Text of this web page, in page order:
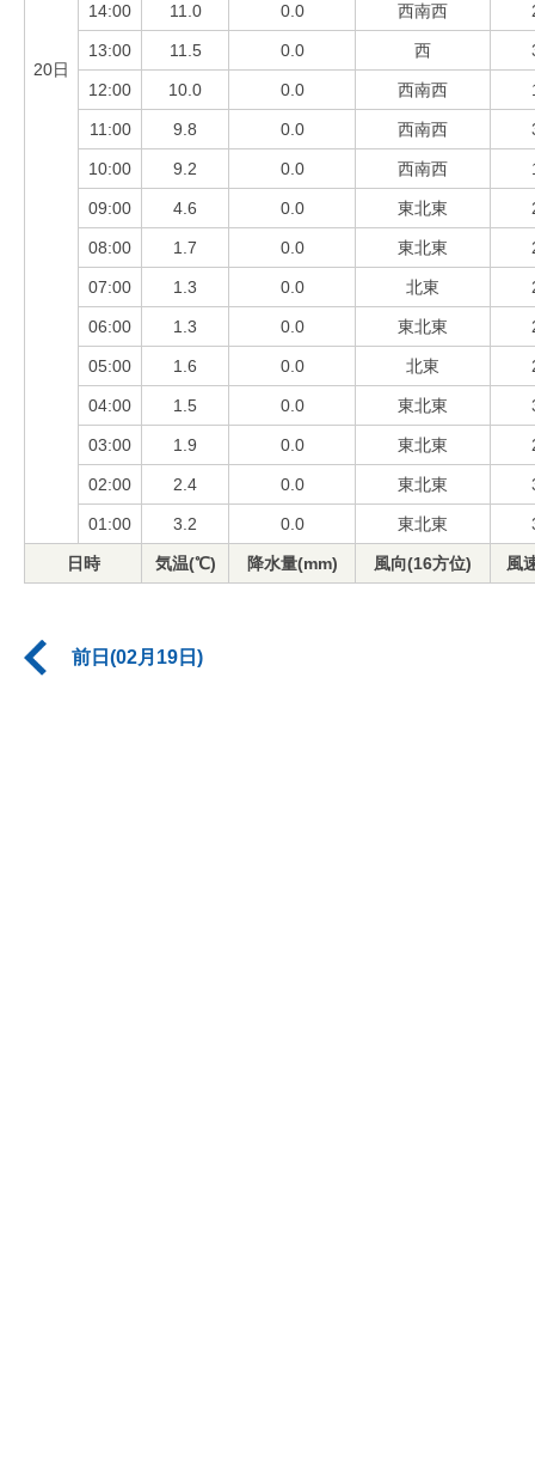
20日
14:00 11.0 0.0 西南西
13:00 11.5 0.0 西
12:00 10.0 0.0 西南西
11:00 9.8 0.0 西南西
10:00 9.2 0.0 西南西
09:00 4.6 0.0 東北東
08:00 1.7 0.0 東北東
07:00 1.3 0.0 北東
06:00 1.3 0.0 東北東
05:00 1.6 0.0 北東
04:00 1.5 0.0 東北東
03:00 1.9 0.0 東北東
02:00 2.4 0.0 東北東
01:00 3.2 0.0 東北東
日時 気温(℃) 降水量(mm) 風向(16方位) 風
前日(02月19日)